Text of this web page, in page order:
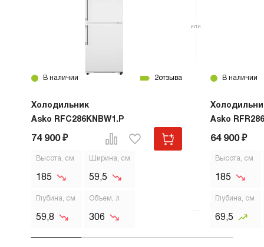
В наличии 2отзыва
Холодильник
Asko RFC286KNBW1.P
74 900 ₽
Высота, см
185
Ширина, см
59,5
Глубина, см
59,8
Объем, л
306
В наличии
Asko
64 900 ₽
Высота, см
185
Глубина, см
69,5